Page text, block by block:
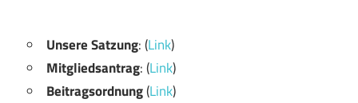
Unsere Satzung: (Link)
Mitgliedsantrag: (Link)
Beitragsordnung(Link)